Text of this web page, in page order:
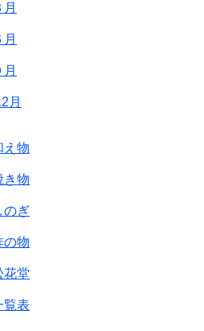
月
月
月
月
え物
き物
のぎ
の物
花堂
覧表